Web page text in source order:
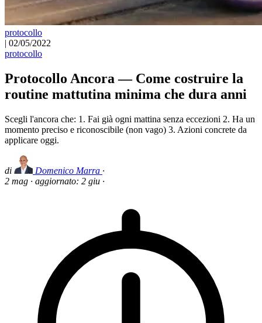
protocollo
| 02/05/2022
protocollo
Protocollo Ancora — Come costruire la
routine mattutina minima che dura anni
Scegli l'ancora che: 1. Fai già ogni mattina senza eccezioni 2. Ha un
momento preciso e riconoscibile (non vago) 3. Azioni concrete da
applicare oggi.
di Domenico Marra ·
2 mag · aggiornato: 2 giu ·